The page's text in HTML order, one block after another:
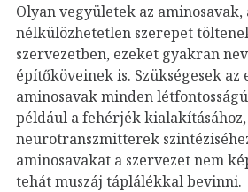
Olyan vegyületek az
nélkülözhetetlen szerepet
szervezetben, ezeket gyakran
építőköveinek is. Szükségesek az
aminosavak minden
például a fehérjék
neurotranszmitterek
aminosavakat a szervezet nem
tehát muszáj táplálékkal bevinni.